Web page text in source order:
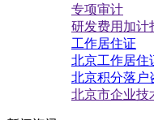
专项审计
研发费用加计
工作居住证
北京工作居住
北京积分落户
北京市企业技